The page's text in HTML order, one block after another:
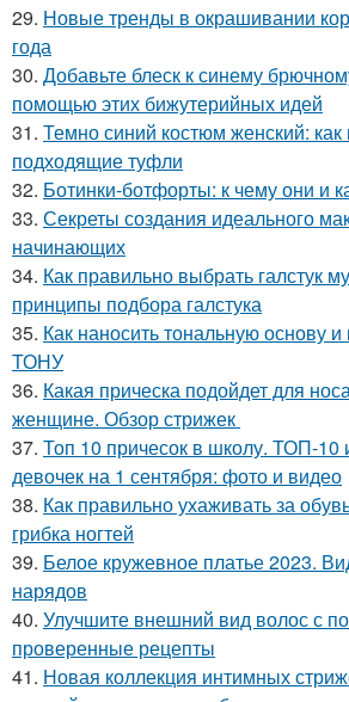
29. Новые тренды в окрашивании
года
30. Добавьте блеск к синему
помощью этих бижутерийных идей
31. Темно синий костюм женский:
подходящие туфли
32. Ботинки-ботфорты: к чему они и
33. Секреты создания идеального
начинающих
34. Как правильно выбрать галстук
принципы подбора галстука
35. Как наносить тональную основу
ТОНУ
36. Какая прическа подойдет для
женщине. Обзор стрижек
37. Топ 10 причесок в школу. ТОП-10
девочек на 1 сентября: фото и видео
38. Как правильно ухаживать за
грибка ногтей
39. Белое кружевное платье 2023.
нарядов
40. Улучшите внешний вид волос с
проверенные рецепты
41. Новая коллекция интимных